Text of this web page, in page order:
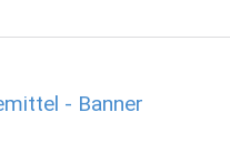
- Banner